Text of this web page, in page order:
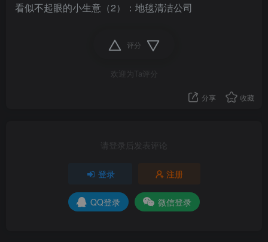
看似不起眼的小生意（2）：地毯清洁公司
评分
欢迎为Ta评分
分享 收藏
请登录后发表评论
登录 注册
QQ登录 微信登录